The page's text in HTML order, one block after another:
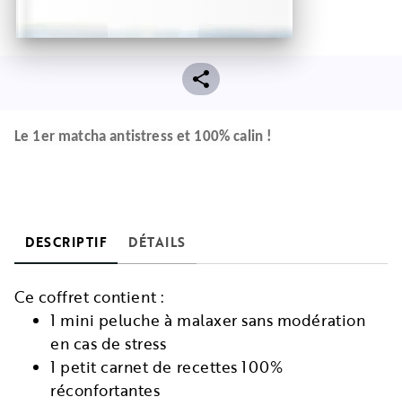
Le 1er matcha antistress et 100% calin !
DESCRIPTIF DÉTAILS
Ce coffret contient :
1 mini peluche à malaxer sans modération
en cas de stress
1 petit carnet de recettes 100%
réconfortantes